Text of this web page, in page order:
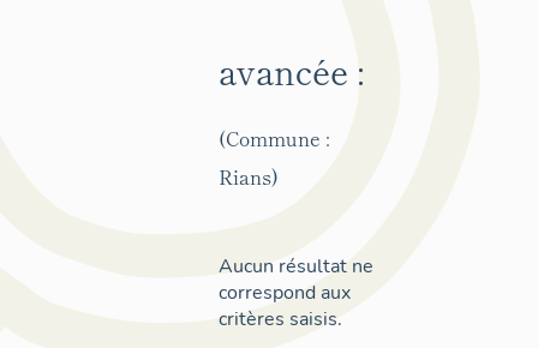
avancée :
(Commune :
Rians)
Aucun résultat ne
correspond aux
critères saisis.